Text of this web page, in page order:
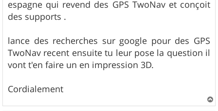
espagne qui revend des GPS TwoNav et conçoit
des supports .
lance des recherches sur google pour des GPS
TwoNav recent ensuite tu leur pose la question il
vont t'en faire un en impression 3D.
Cordialement
a